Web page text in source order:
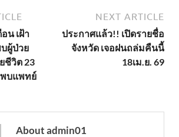
น เฝ้า
ผู้ป่วย
ชีวิต 23
พบแพทย์
NEXT ARTICLE
ประกาศแล้ว!! เปิดรายชื่อ
จังหวัด เจอฝนถล่มคืนนี้
18เม.ย. 69
About admin01